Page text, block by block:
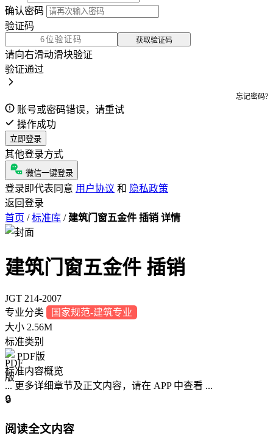
确认密码
验证码
获取验证码
请向右滑动滑块验证
验证通过
忘记密码?
账号或密码错误，请重试
操作成功
立即登录
其他登录方式
微信一键登录
登录即代表同意 用户协议 和 隐私政策
返回登录
首页 / 标准库 / 建筑门窗五金件 插销 详情
建筑门窗五金件 插销
JGT 214-2007
专业分类
国家规范-建筑专业
大小 2.56M
标准类别
PDF版
标准内容概览
... 更多详细章节及正文内容，请在 APP 中查看 ...
🔒
阅读全文内容